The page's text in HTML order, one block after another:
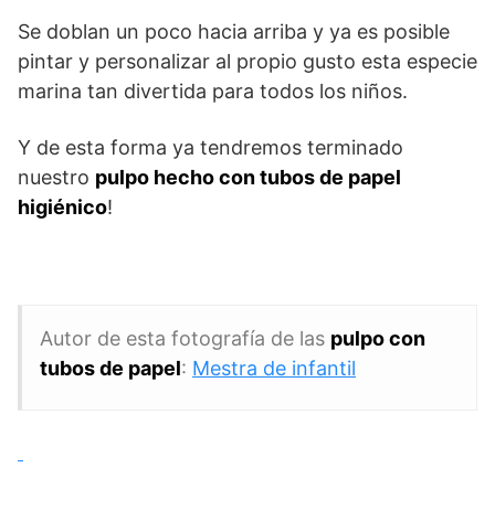
Se doblan un poco hacia arriba y ya es posible
pintar y personalizar al propio gusto esta especie
marina tan divertida para todos los niños.
Y de esta forma ya tendremos terminado
nuestro pulpo hecho con tubos de papel
higiénico!
Autor de esta fotografía de las pulpo con
tubos de papel: Mestra de infantil